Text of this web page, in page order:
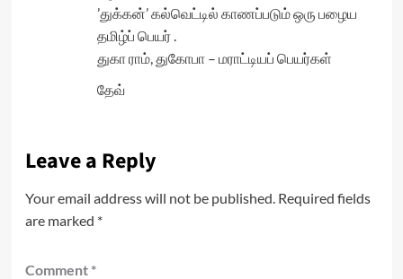
’துக்கன்’ கல்வெட்டில் காணப்படும் ஒரு பழைய
தமிழ்ப் பெயர் .
துகா ராம், துகோபா – மராட்டியப் பெயர்கள்
தேவ்
Leave a Reply
Your email address will not be published. Required fields
are marked *
Comment *